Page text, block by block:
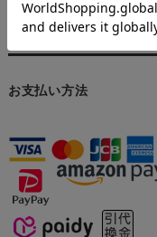
お支払い方法